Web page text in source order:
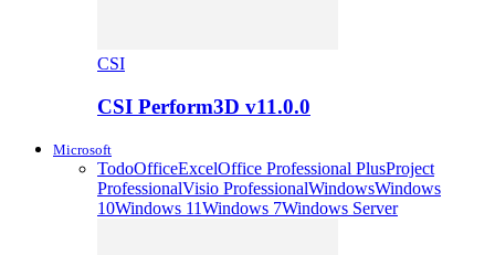
CSI
CSI Perform3D v11.0.0
Microsoft
TodoOfficeExcelOffice Professional PlusProject
ProfessionalVisio ProfessionalWindowsWindows
10Windows 11Windows 7Windows Server